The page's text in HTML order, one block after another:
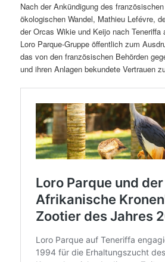
Nach der Ankündigung des
ökologischen Wandel, Mathieu Lefévre,
der Orcas Wikie und Keijo nach
Loro Parque-Gruppe öffentlich zum
das von den französischen Behörden
und ihren Anlagen bekundete Vertrauen